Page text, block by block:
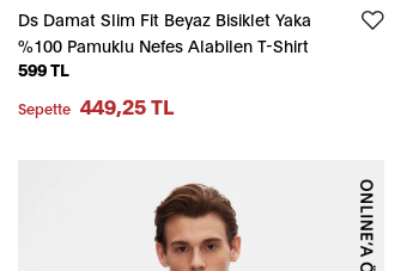
Ds Damat Slim Fit Beyaz Bisiklet Yaka
%100 Pamuklu Nefes Alabilen T-Shirt
599 TL
Sepette 449,25 TL